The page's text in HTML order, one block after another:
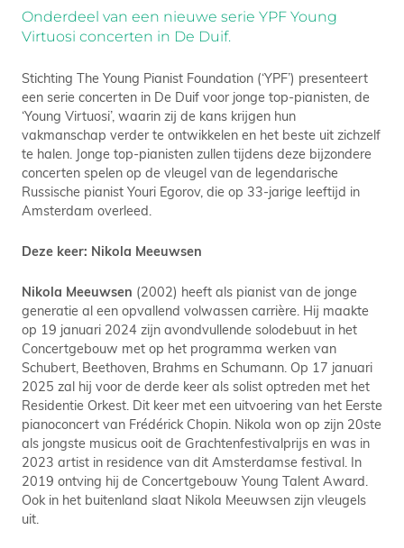
Onderdeel van een nieuwe serie YPF Young
Virtuosi concerten in De Duif.
Stichting The Young Pianist Foundation (‘YPF’) presenteert
een serie concerten in De Duif voor jonge top-pianisten, de
‘Young Virtuosi’, waarin zij de kans krijgen hun
vakmanschap verder te ontwikkelen en het beste uit zichzelf
te halen. Jonge top-pianisten zullen tijdens deze bijzondere
concerten spelen op de vleugel van de legendarische
Russische pianist Youri Egorov, die op 33-jarige leeftijd in
Amsterdam overleed.
Deze keer: Nikola Meeuwsen
Nikola Meeuwsen (2002) heeft als pianist van de jonge
generatie al een opvallend volwassen carrière. Hij maakte
op 19 januari 2024 zijn avondvullende solodebuut in het
Concertgebouw met op het programma werken van
Schubert, Beethoven, Brahms en Schumann. Op 17 januari
2025 zal hij voor de derde keer als solist optreden met het
Residentie Orkest. Dit keer met een uitvoering van het Eerste
pianoconcert van Frédérick Chopin. Nikola won op zijn 20ste
als jongste musicus ooit de Grachtenfestivalprijs en was in
2023 artist in residence van dit Amsterdamse festival. In
2019 ontving hij de Concertgebouw Young Talent Award.
Ook in het buitenland slaat Nikola Meeuwsen zijn vleugels
uit.